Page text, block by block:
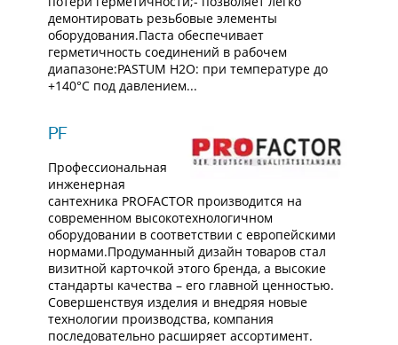
демонтировать резьбовые элементы
оборудования.Паста обеспечивает
герметичность соединений в рабочем
диапазоне:PASTUM H2O: при температуре до
+140°С под давлением...
PF
Профессиональная
инженерная
сантехника PROFACTOR производится на
современном высокотехнологичном
оборудовании в соответствии с европейскими
нормами.Продуманный дизайн товаров стал
визитной карточкой этого бренда, а высокие
стандарты качества – его главной ценностью.
Совершенствуя изделия и внедряя новые
технологии производства, компания
последовательно расширяет ассортимент.